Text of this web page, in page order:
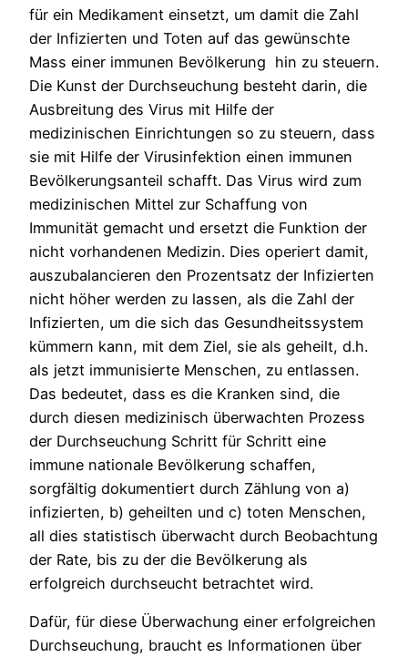
für ein Medikament einsetzt, um damit die Zahl
der Infizierten und Toten auf das gewünschte
Mass einer immunen Bevölkerung hin zu steuern.
Die Kunst der Durchseuchung besteht darin, die
Ausbreitung des Virus mit Hilfe der
medizinischen Einrichtungen so zu steuern, dass
sie mit Hilfe der Virusinfektion einen immunen
Bevölkerungsanteil schafft. Das Virus wird zum
medizinischen Mittel zur Schaffung von
Immunität gemacht und ersetzt die Funktion der
nicht vorhandenen Medizin. Dies operiert damit,
auszubalancieren den Prozentsatz der Infizierten
nicht höher werden zu lassen, als die Zahl der
Infizierten, um die sich das Gesundheitssystem
kümmern kann, mit dem Ziel, sie als geheilt, d.h.
als jetzt immunisierte Menschen, zu entlassen.
Das bedeutet, dass es die Kranken sind, die
durch diesen medizinisch überwachten Prozess
der Durchseuchung Schritt für Schritt eine
immune nationale Bevölkerung schaffen,
sorgfältig dokumentiert durch Zählung von a)
infizierten, b) geheilten und c) toten Menschen,
all dies statistisch überwacht durch Beobachtung
der Rate, bis zu der die Bevölkerung als
erfolgreich durchseucht betrachtet wird.
Dafür, für diese Überwachung einer erfolgreichen
Durchseuchung, braucht es Informationen über